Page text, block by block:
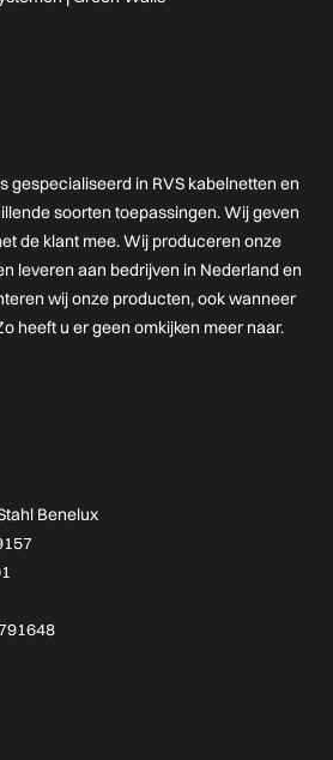
gespecialiseerd in RVS kabelnetten en
soorten toepassingen. Wij geven
de klant mee. Wij produceren onze
leveren aan bedrijven in Nederland en
wij onze producten, ook wanneer
heeft u er geen omkijken meer naar.
Benelux